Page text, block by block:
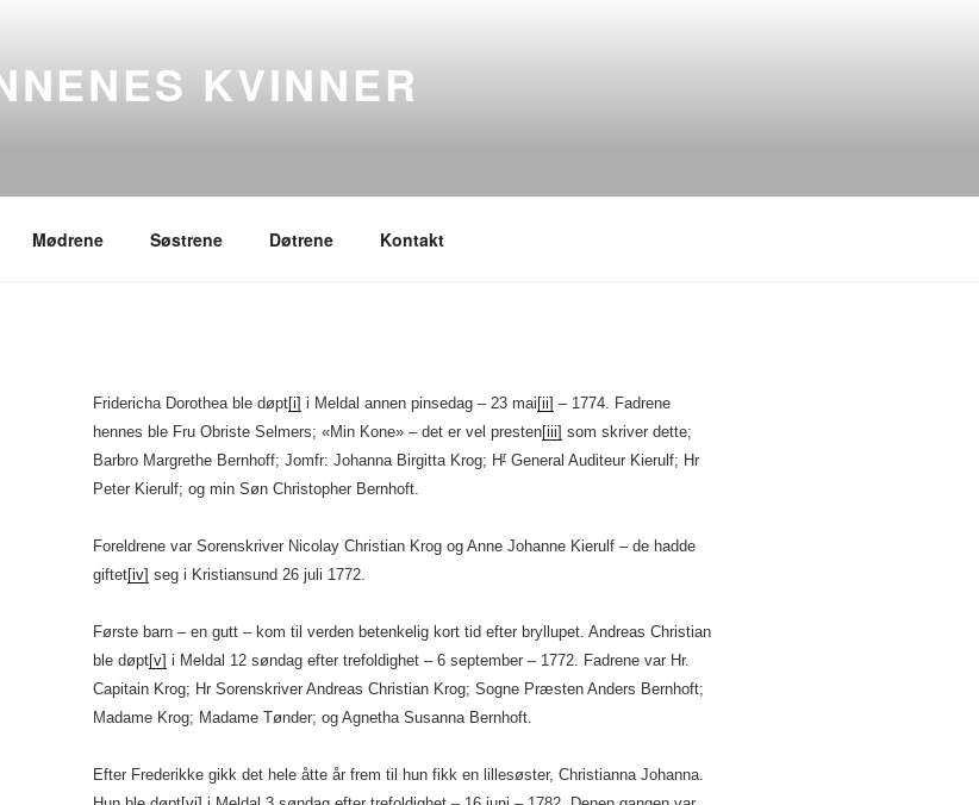
KVINNER
Mødrene Søstrene Døtrene Kontakt
Fridericha Dorothea ble døpt[i] i Meldal annen pinsedag – 23 mai [ii] – 1774. Fadrene
hennes ble Fru Obriste Selmers; «Min Kone» – det er vel presten[iii] som skriver dette;
Barbro Margrethe Bernhoff; Jomfr: Johanna Birgitta Krog; HrGeneral Auditeur Kierulf; Hr
Peter Kierulf; og min Søn Christopher Bernhoft.
Foreldrene var Sorenskriver Nicolay Christian Krog og Anne Johanne Kierulf – de hadde
giftet[iv] seg i Kristiansund 26 juli 1772.
Første barn – en gutt – kom til verden betenkelig kort tid efter bryllupet. Andreas Christian
ble døpt[v] i Meldal 12 søndag efter trefoldighet – 6 september – 1772. Fadrene var Hr.
Capitain Krog; Hr Sorenskriver Andreas Christian Krog; Sogne Præsten Anders Bernhoft;
Madame Krog; Madame Tønder; og Agnetha Susanna Bernhoft.
Efter Frederikke gikk det hele åtte år frem til hun fikk en lillesøster, Christianna Johanna.